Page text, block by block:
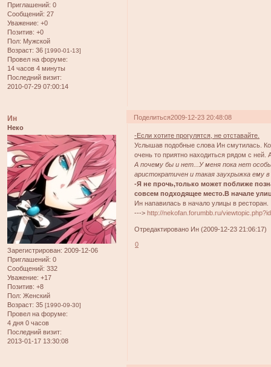
Приглашений: 0
Сообщений: 27
Уважение: +0
Позитив: +0
Пол: Мужской
Возраст: 36 [1990-01-13]
Провел на форуме:
14 часов 4 минуты
Последний визит:
2010-07-29 07:00:14
Поделиться2009-12-23 20:48:08
Ин
Неко
Зарегистрирован: 2009-12-06
Приглашений: 0
Сообщений: 332
Уважение: +17
Позитив: +8
Пол: Женский
Возраст: 35 [1990-09-30]
Провел на форуме:
4 дня 0 часов
Последний визит:
2013-01-17 13:30:08
-Если хотите прогулятся, не отставайте.
Услышав подобные слова Ин смутилась.
очень то приятно находиться рядом с ней.
А почему бы и нет...У меня пока нет
аристократичен и такая заухрыжка ему в
-Я не прочь,только может поближе
совсем подходящее место.В начале
Ин напавилась в начало улицы в ресторан.
--->http://nekofan.forumbb.ru/
Отредактировано Ин (2009-12-23 21:06:17)
0